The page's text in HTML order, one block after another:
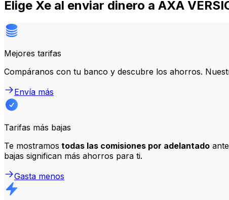
Elige Xe al enviar dinero a AXA
Mejores tarifas
Compáranos con tu banco y descubre los ahorros.
Envía más
Tarifas más bajas
Te mostramos todas las comisiones por adelantado
bajas significan más ahorros para ti.
Gasta menos